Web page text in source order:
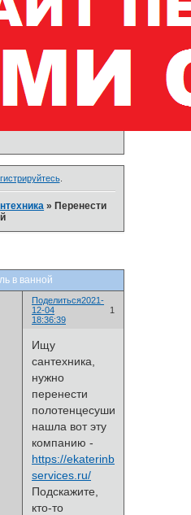
.
» Перенести
в ванной
Поделиться
1
2021-
12-04
18:36:39
Ищу
сантехника,
нужно
перенести
полотенцесушитель,
нашла вот эту
компанию -
https://ekaterinburg.trade-
services.ru/
Подскажите,
кто-то